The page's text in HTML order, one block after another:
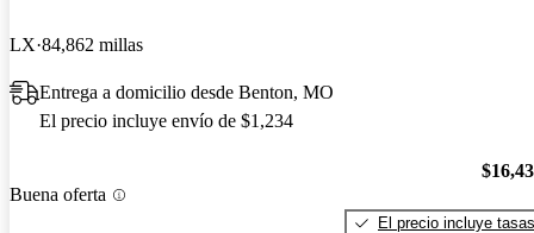
LX 84,862 millas
Entrega a domicilio desde Benton, MO
El precio incluye envío de $1,234
Buena oferta
El precio incluye tasas